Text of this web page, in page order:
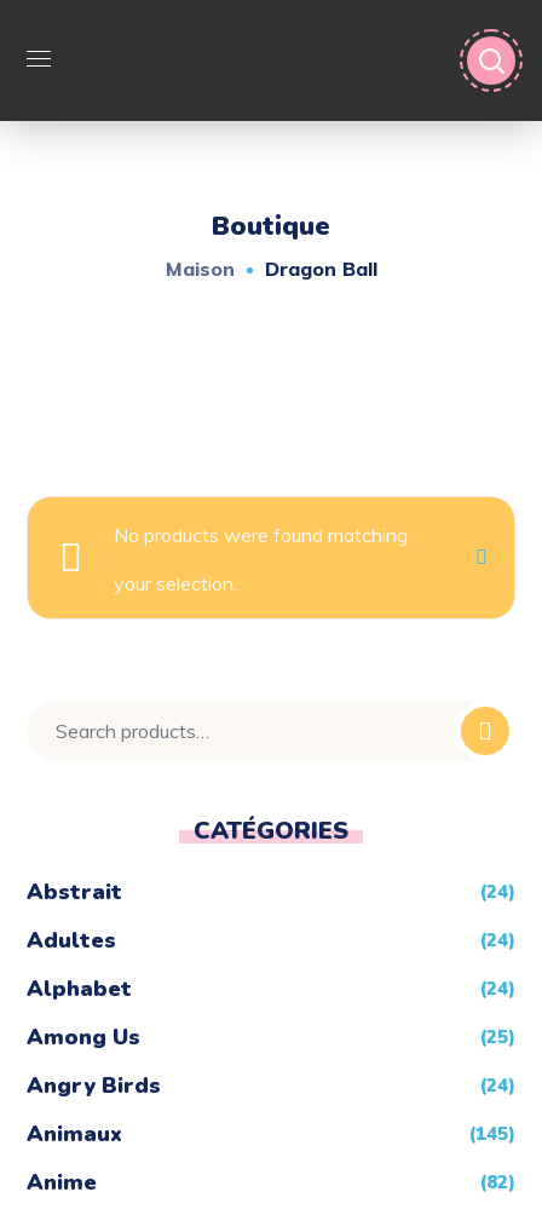
Boutique
Maison Dragon Ball
No products were found matching
your selection.
CATÉGORIES
Abstrait (24)
Adultes (24)
Alphabet (24)
Among Us (25)
Angry Birds (24)
Animaux (145)
Anime (82)